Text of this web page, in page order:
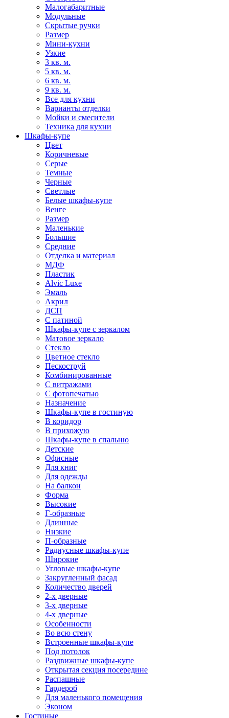
Малогабаритные
Модульные
Скрытые ручки
Размер
Мини-кухни
Узкие
3 кв. м.
5 кв. м.
6 кв. м.
9 кв. м.
Все для кухни
Варианты отделки
Мойки и смесители
Техника для кухни
Шкафы-купе
Цвет
Коричневые
Серые
Темные
Черные
Светлые
Белые шкафы-купе
Венге
Размер
Маленькие
Большие
Средние
Отделка и материал
МДФ
Пластик
Alvic Luxe
Эмаль
Акрил
ДСП
С патиной
Шкафы-купе с зеркалом
Матовое зеркало
Стекло
Цветное стекло
Пескоструй
Комбинированные
С витражами
С фотопечатью
Назначение
Шкафы-купе в гостиную
В коридор
В прихожую
Шкафы-купе в спальню
Детские
Офисные
Для книг
Для одежды
На балкон
Форма
Высокие
Г-образные
Длинные
Низкие
П-образные
Радиусные шкафы-купе
Широкие
Угловые шкафы-купе
Закругленный фасад
Количество дверей
2-х дверные
3-х дверные
4-х дверные
Особенности
Во всю стену
Встроенные шкафы-купе
Под потолок
Раздвижные шкафы-купе
Открытая секция посередине
Распашные
Гардероб
Для маленького помещения
Эконом
Гостиные